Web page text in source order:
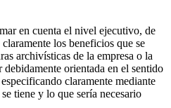
en cuenta el nivel ejecutivo, de
los beneficios que se
archivísticas de la empresa o la
orientada en el sentido
claramente mediante
tiene y lo que sería necesario